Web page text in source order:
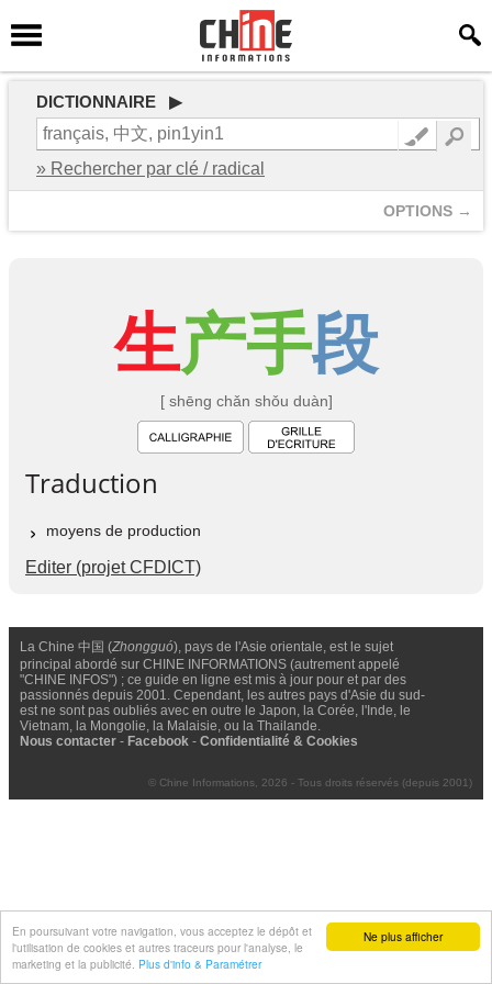
Ne plus afficher
En poursuivant votre navigation, vous acceptez le dépôt et
l'utilisation de cookies et autres traceurs pour l'analyse, le
marketing et la publicité. Plus d'info & Paramétrer
DICTIONNAIRE ▶
» Rechercher par clé / radical
OPTIONS →
生产手段
[ shēng chǎn shǒu duàn]
Traduction
moyens de production
Editer (projet CFDICT)
La Chine 中国 (Zhongguó), pays de l'Asie orientale, est le sujet
principal abordé sur CHINE INFORMATIONS (autrement appelé
"CHINE INFOS") ; ce guide en ligne est mis à jour pour et par des
passionnés depuis 2001. Cependant, les autres pays d'Asie du sud-
est ne sont pas oubliés avec en outre le Japon, la Corée, l'Inde, le
Vietnam, la Mongolie, la Malaisie, ou la Thailande.
Nous contacter - Facebook - Confidentialité & Cookies
© Chine Informations, 2026 - Tous droits réservés (depuis 2001)